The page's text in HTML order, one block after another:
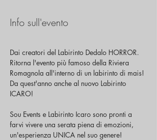
Info sull'evento
Dai creatori del Labirinto Dedalo HORROR.
Ritorna l'evento più famoso della Riviera
Romagnola all'interno di un labirinto di mais!
Da quest'anno anche al nuovo Labirinto
ICARO!
Sou Events e Labirinto Icaro sono pronti a
farvi vivere una serata piena di emozioni,
un'esperienza UNICA nel suo genere!